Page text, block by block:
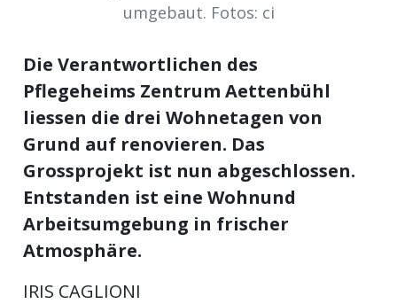
Mitteilungen
umgebaut. Fotos: ci
Die Verantwortlichen des
Pflegeheims Zentrum Aettenbühl
liessen die drei Wohnetagen von
Grund auf renovieren. Das
Grossprojekt ist nun abgeschlossen.
Entstanden ist eine Wohnund
Arbeitsumgebung in frischer
Atmosphäre.
IRIS CAGLIONI